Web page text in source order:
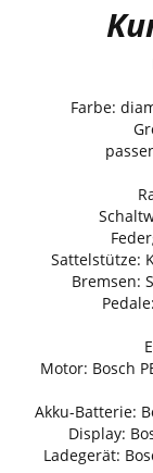
Farbe:
Sattelstütze:
Bremsen:
Motor: Bosch
Akku-Batterie:
Display:
Ladegerät: